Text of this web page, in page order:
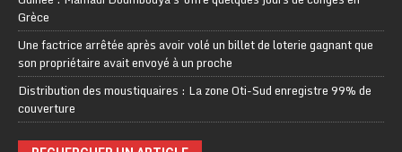
Grèce
Une factrice arrêtée après avoir volé un billet de loterie gagnant que
son propriétaire avait envoyé à un proche
Distribution des moustiquaires : La zone Oti-Sud enregistre 99% de
couverture